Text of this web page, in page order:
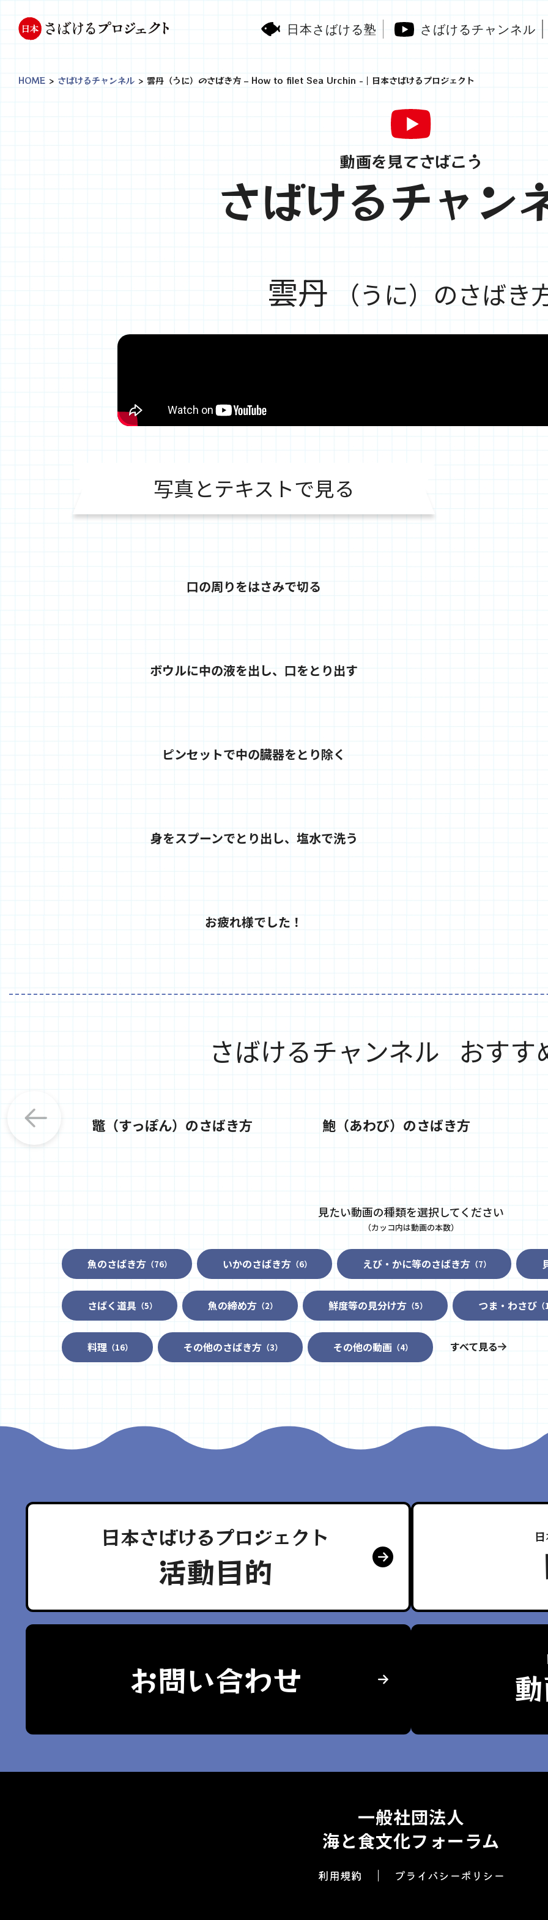
日本さばける塾 さばけるチャンネル
HOME > さばけるチャンネル > 雲丹（うに）のさばき方 – How to filet Sea Urchin -｜日本さばけるプロジェクト
動画を見てさばこう
さばけるチャン
雲丹 （うに）のさばき
写真とテキストで見る
口の周りをはさみで切る
ボウルに中の液を出し、口をとり出す
ピンセットで中の臓器をとり除く
身をスプーンでとり出し、塩水で洗う
お疲れ様でした！
さばけるチャンネル おすす
鼈（すっぽん）のさばき方 鮑（あわび）のさばき方
見たい動画の種類を選択してください
（カッコ内は動画の本数）
魚のさばき方 （76） いかのさばき方 （6） えび・かに等のさばき方 （7）
さばく道具 （5） 魚の締め方 （2） 鮮度等の見分け方 （5） つま・わさび
料理 （16） その他のさばき方 （3） その他の動画 （4） すべて見る
日本さばけるプロジェクト
活動目的
お問い合わせ
一般社団法人
海と食文化フォーラム
利用規約 プライバシーポリシー